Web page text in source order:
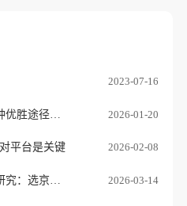
2023-07-16
沃尔玛礼品卡去哪回收？三种优胜途径推荐 2026-01-20
平台是关键 2026-02-08
瑞祥全球购白金卡回收平台研究：选京大大正规老品牌 2026-03-14